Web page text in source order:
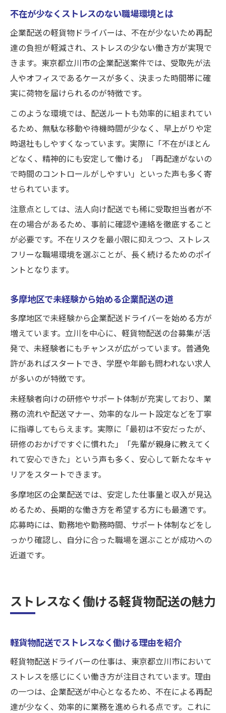
不在が少なくストレスのない職場環境とは
企業配送の軽貨物ドライバーは、不在が少ないため再配
達の負担が軽減され、ストレスの少ない働き方が実現で
きます。東京都立川市の企業配送案件では、受取先が法
人やオフィスであるケースが多く、決まった時間帯に確
実に荷物を届けられるのが特徴です。
このような環境では、配送ルートも効率的に組まれてい
るため、無駄な移動や待機時間が少なく、早上がりや定
時退社もしやすくなっています。実際に「不在がほとん
どなく、精神的にも安定して働ける」「再配達がないの
で時間のコントロールがしやすい」といった声も多く寄
せられています。
注意点としては、法人向け配送でも稀に受取担当者が不
在の場合があるため、事前に確認や連絡を徹底すること
が必要です。不在リスクを最小限に抑えつつ、ストレス
フリーな職場環境を選ぶことが、長く続けるためのポイ
ントとなります。
多摩地区で未経験から始める企業配送の道
多摩地区で未経験から企業配送ドライバーを始める方が
増えています。立川を中心に、軽貨物配送の台募集が活
発で、未経験者にもチャンスが広がっています。普通免
許があればスタートでき、学歴や年齢も問われない求人
が多いのが特徴です。
未経験者向けの研修やサポート体制が充実しており、業
務の流れや配送マナー、効率的なルート設定などを丁寧
に指導してもらえます。実際に「最初は不安だったが、
研修のおかげですぐに慣れた」「先輩が親身に教えてく
れて安心できた」という声も多く、安心して新たなキャ
リアをスタートできます。
多摩地区の企業配送では、安定した仕事量と収入が見込
めるため、長期的な働き方を希望する方にも最適です。
応募時には、勤務地や勤務時間、サポート体制などをし
っかり確認し、自分に合った職場を選ぶことが成功への
近道です。
ストレスなく働ける軽貨物配送の魅力
軽貨物配送でストレスなく働ける理由を紹介
軽貨物配送ドライバーの仕事は、東京都立川市において
ストレスを感じにくい働き方が注目されています。理由
の一つは、企業配送が中心となるため、不在による再配
達が少なく、効率的に業務を進められる点です。これに